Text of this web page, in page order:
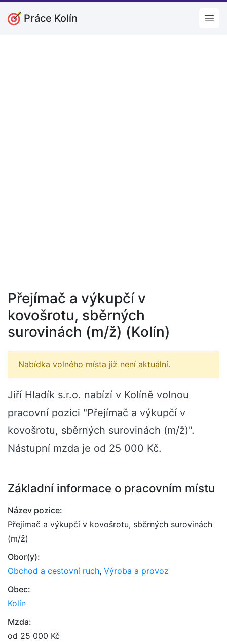
Práce Kolín
Přejímač a výkupčí v
kovošrotu, sběrných
surovinách (m/ž) (Kolín)
Nabídka volného místa již není aktuální.
Jiří Hladík s.r.o. nabízí v Kolíně volnou
pracovní pozici "Přejímač a výkupčí v
kovošrotu, sběrných surovinách (m/ž)".
Nástupní mzda je od 25 000 Kč.
Základní informace o pracovním místu
Název pozice:
Přejímač a výkupčí v kovošrotu, sběrných surovinách
(m/ž)
Obor(y):
Obchod a cestovní ruch, Výroba a provoz
Obec:
Kolín
Mzda:
od 25 000 Kč